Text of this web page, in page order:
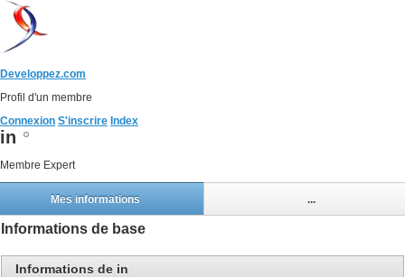
Developpez.com
Profil d'un membre
Connexion S'inscrire Index
in
Membre Expert
Mes informations ...
Informations de base
Informations de in